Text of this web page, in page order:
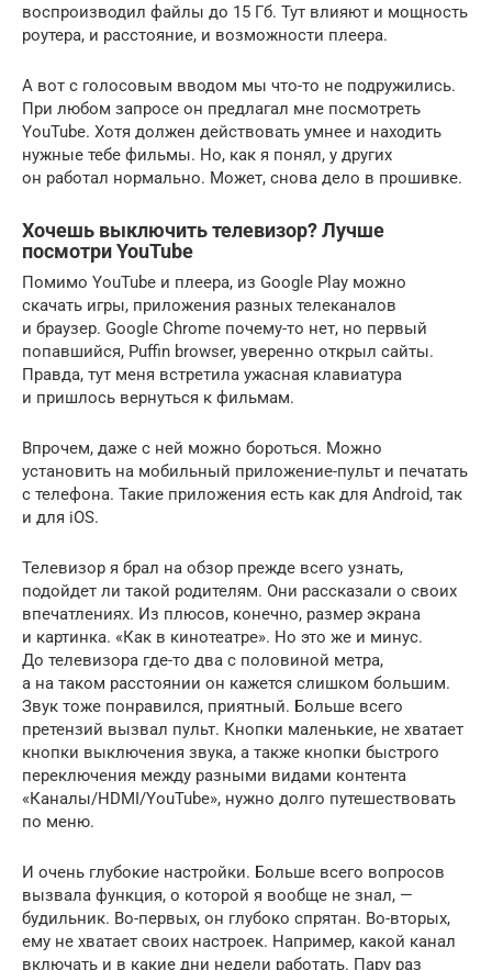
воспроизводил файлы до 15 Гб. Тут влияют и мощность
роутера, и расстояние, и возможности плеера.
А вот с голосовым вводом мы что-то не подружились.
При любом запросе он предлагал мне посмотреть
YouTube. Хотя должен действовать умнее и находить
нужные тебе фильмы. Но, как я понял, у других
он работал нормально. Может, снова дело в прошивке.
Хочешь выключить телевизор? Лучше
посмотри YouTube
Помимо YouTube и плеера, из Google Play можно
скачать игры, приложения разных телеканалов
и браузер. Google Chrome почему-то нет, но первый
попавшийся, Puffin browser, уверенно открыл сайты.
Правда, тут меня встретила ужасная клавиатура
и пришлось вернуться к фильмам.
Впрочем, даже с ней можно бороться. Можно
установить на мобильный приложение-пульт и печатать
с телефона. Такие приложения есть как для Android, так
и для iOS.
Телевизор я брал на обзор прежде всего узнать,
подойдет ли такой родителям. Они рассказали о своих
впечатлениях. Из плюсов, конечно, размер экрана
и картинка. «Как в кинотеатре». Но это же и минус.
До телевизора где-то два с половиной метра,
а на таком расстоянии он кажется слишком большим.
Звук тоже понравился, приятный. Больше всего
претензий вызвал пульт. Кнопки маленькие, не хватает
кнопки выключения звука, а также кнопки быстрого
переключения между разными видами контента
«Каналы/HDMI/YouTube», нужно долго путешествовать
по меню.
И очень глубокие настройки. Больше всего вопросов
вызвала функция, о которой я вообще не знал, —
будильник. Во-первых, он глубоко спрятан. Во-вторых,
ему не хватает своих настроек. Например, какой канал
включать и в какие дни недели работать. Пару раз